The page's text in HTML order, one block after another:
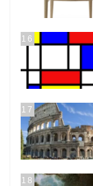
16
17
18